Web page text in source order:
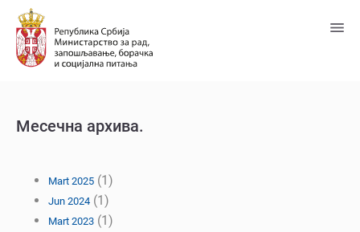
glavni
sadržaj
Месечна архива.
Mart 2025 (1)
Jun 2024 (1)
Mart 2023 (1)